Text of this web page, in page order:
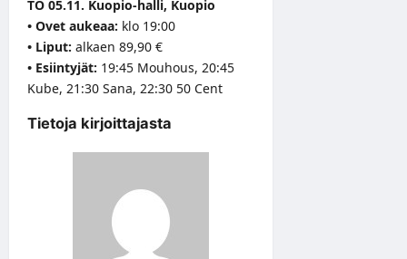
TO 05.11. Kuopio-halli, Kuopio
• Ovet aukeaa: klo 19:00
• Liput: alkaen 89,90 €
• Esiintyjät: 19:45 Mouhous, 20:45
Kube, 21:30 Sana, 22:30 50 Cent
Tietoja kirjoittajasta